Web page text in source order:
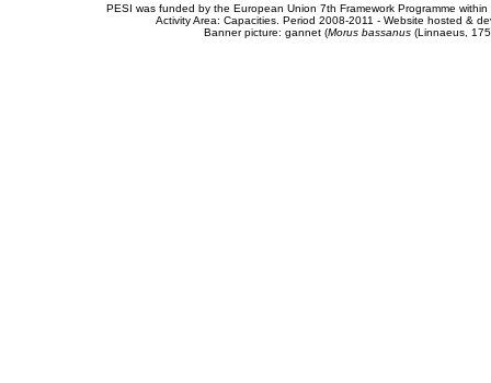
PESI was funded by the European Union 7th Framework Programme
Activity Area: Capacities. Period 2008-2011 - Website hosted &
Banner picture: gannet (Morus bassanus(Linnaeus,